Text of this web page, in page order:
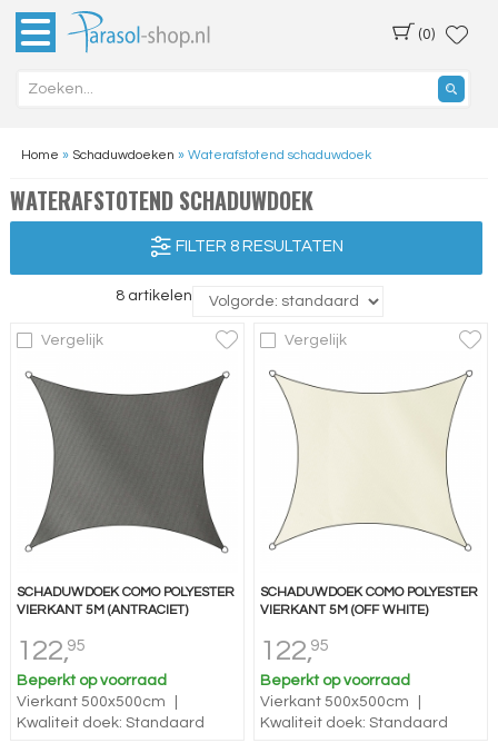
(0)
Home » Schaduwdoeken » Waterafstotend schaduwdoek
WATERAFSTOTEND SCHADUWDOEK
FILTER 8 RESULTATEN
8 artikelen
Vergelijk
SCHADUWDOEK COMO POLYESTER
VIERKANT 5M (ANTRACIET)
122,95
Beperkt op voorraad
Vierkant 500x500cm
Kwaliteit doek: Standaard
Vergelijk
SCHADUWDOEK COMO POLYESTER
VIERKANT 5M (OFF WHITE)
122,95
Beperkt op voorraad
Vierkant 500x500cm
Kwaliteit doek: Standaard